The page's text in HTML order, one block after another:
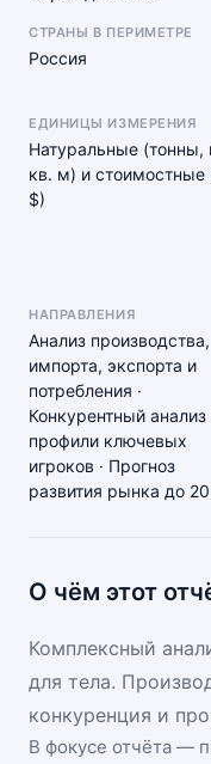
СТРАНЫ В ПЕРИМЕТРЕ
Россия
ЕДИНИЦЫ ИЗМЕРЕНИЯ
Натуральные (тонны,
кв. м) и стоимостные
$)
НАПРАВЛЕНИЯ
Анализ производства,
импорта, экспорта и
потребления ·
Конкурентный анализ
профили ключевых
игроков · Прогноз
развития рынка до
О чём этот
Комплексный
для тела.
конкуренция и
В фокусе отчёта —